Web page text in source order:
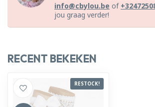
info@cbylou.be of
jou graag verder!
RECENT BEKEKEN
RESTOCK!